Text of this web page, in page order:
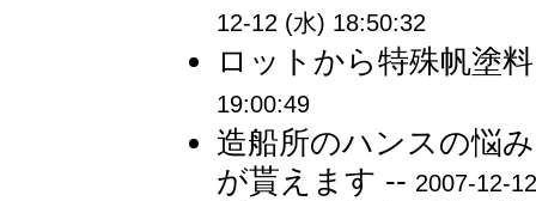
12-12 (水) 18:50:32
ロットから特殊帆塗
19:00:49
造船所のハンスの悩
が貰えます -- 2007-12-